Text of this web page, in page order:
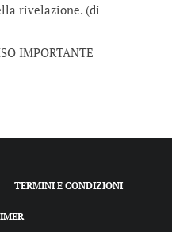
rivelazione. (di
IMPORTANTE
TERMINI E CONDIZIONI